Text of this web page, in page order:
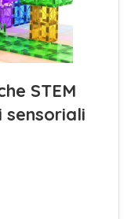
STEM